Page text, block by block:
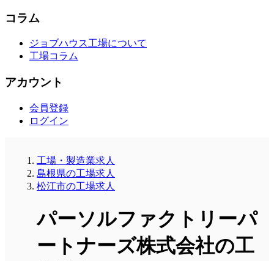
コラム
ジョブハウス工場について
工場コラム
アカウント
会員登録
ログイン
工場・製造業求人
島根県の工場求人
松江市の工場求人
パーソルファクトリーパ
ートナーズ株式会社の工